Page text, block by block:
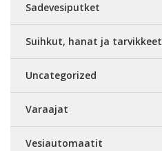
Sadevesiputket
Suihkut, hanat ja tarvikkeet
Uncategorized
Varaajat
Vesiautomaatit